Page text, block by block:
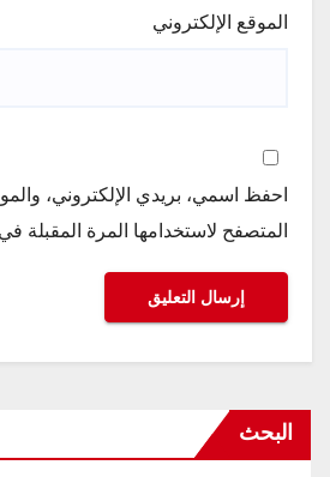
الموقع الإلكتروني
احفظ اسمي، بريدي الإلكتروني،
المتصفح لاستخدامها المرة المقبلة
البحث